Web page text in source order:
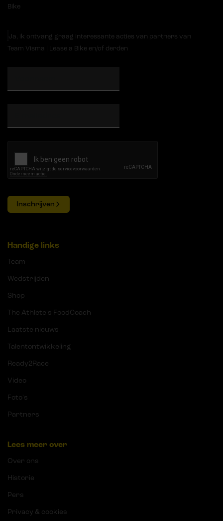
Bike
Ja, ik ontvang graag interessante acties van partners van
Team Visma | Lease a Bike en/of derden
Inschrijven
Handige links
Team
Wedstrijden
Shop
The Athlete's FoodCoach
Laatste nieuws
Talentontwikkeling
Ready2Race
Video
Foto's
Partners
Lees meer over
Over ons
Historie
Pers
Privacy & cookies